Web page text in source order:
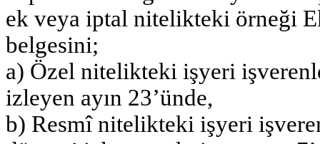
ek veya iptal nitelikteki örneği
belgesini;
a) Özel nitelikteki işyeri
izleyen ayın 23’ünde,
b) Resmî nitelikteki işyeri